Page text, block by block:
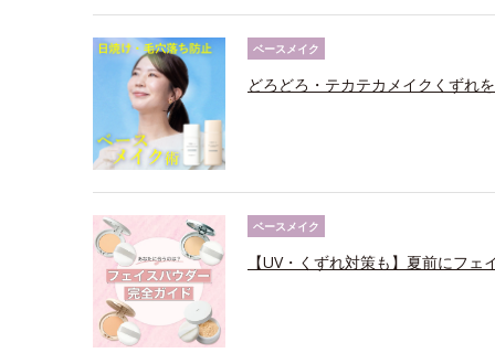
ベースメイク
どろどろ・テカテカメイクくずれ
ベースメイク
【UV・くずれ対策も】夏前にフェ